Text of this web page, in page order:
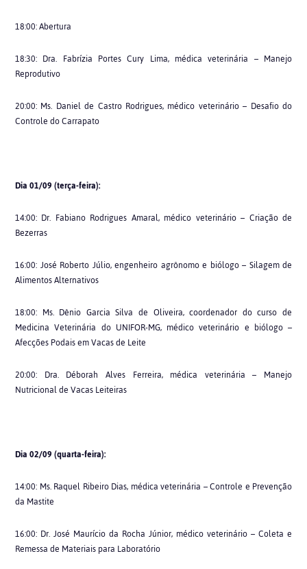
18:00: Abertura
18:30: Dra. Fabrízia Portes Cury Lima, médica veterinária – Manejo
Reprodutivo
20:00: Ms. Daniel de Castro Rodrigues, médico veterinário – Desafio do
Controle do Carrapato
Dia 01/09 (terça-feira):
14:00: Dr. Fabiano Rodrigues Amaral, médico veterinário – Criação de
Bezerras
16:00: José Roberto Júlio, engenheiro agrônomo e biólogo – Silagem de
Alimentos Alternativos
18:00: Ms. Dênio Garcia Silva de Oliveira, coordenador do curso de
Medicina Veterinária do UNIFOR-MG, médico veterinário e biólogo –
Afecções Podais em Vacas de Leite
20:00: Dra. Déborah Alves Ferreira, médica veterinária – Manejo
Nutricional de Vacas Leiteiras
Dia 02/09 (quarta-feira):
14:00: Ms. Raquel Ribeiro Dias, médica veterinária – Controle e Prevenção
da Mastite
16:00: Dr. José Maurício da Rocha Júnior, médico veterinário – Coleta e
Remessa de Materiais para Laboratório